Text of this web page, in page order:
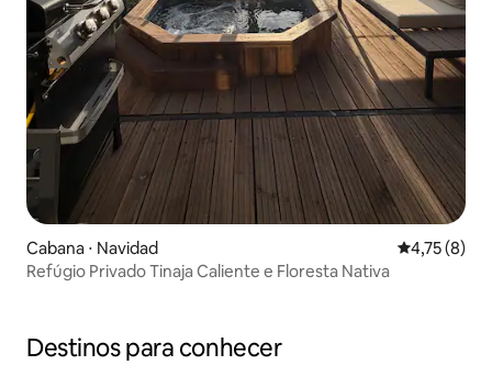
Cabana ⋅ Navidad 4,75 de
4,75 (8)
Refúgio Privado Tinaja Caliente e Floresta Nativa
Destinos para conhecer